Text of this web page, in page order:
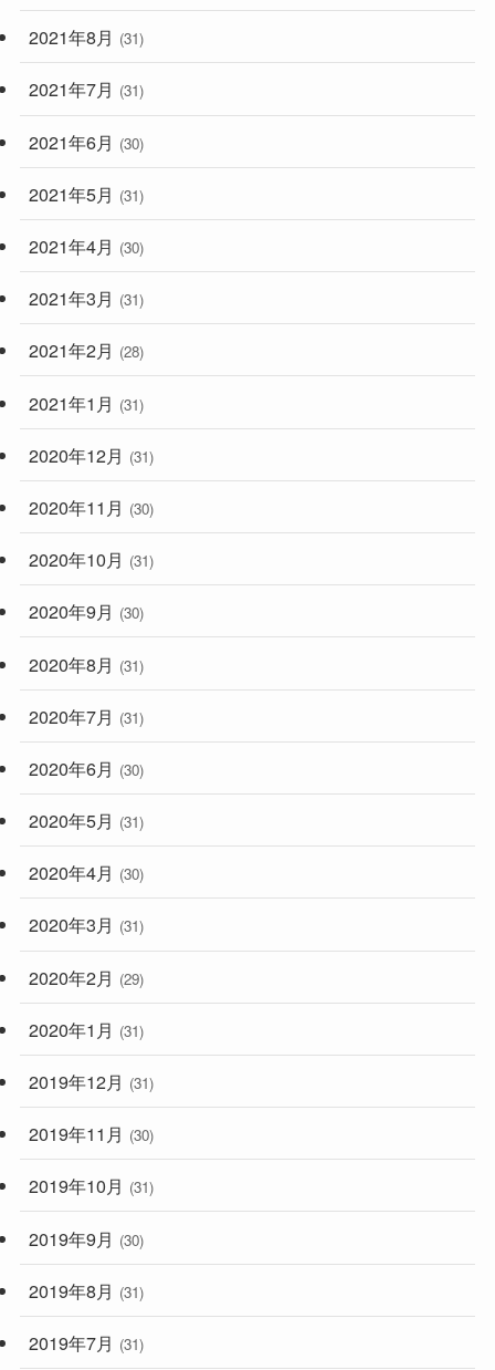
2021年8月 (31)
2021年7月 (31)
2021年6月 (30)
2021年5月 (31)
2021年4月 (30)
2021年3月 (31)
2021年2月 (28)
2021年1月 (31)
2020年12月 (31)
2020年11月 (30)
2020年10月 (31)
2020年9月 (30)
2020年8月 (31)
2020年7月 (31)
2020年6月 (30)
2020年5月 (31)
2020年4月 (30)
2020年3月 (31)
2020年2月 (29)
2020年1月 (31)
2019年12月 (31)
2019年11月 (30)
2019年10月 (31)
2019年9月 (30)
2019年8月 (31)
2019年7月 (31)